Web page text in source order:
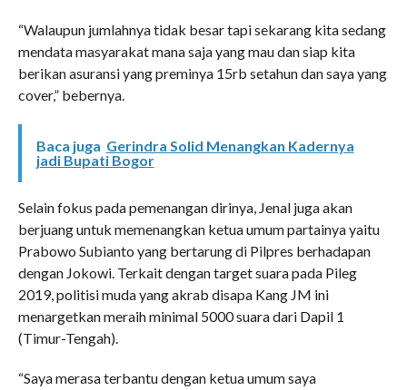
“Walaupun jumlahnya tidak besar tapi sekarang kita sedang
mendata masyarakat mana saja yang mau dan siap kita
berikan asuransi yang preminya 15rb setahun dan saya yang
cover,” bebernya.
Baca juga Gerindra Solid Menangkan Kadernya
jadi Bupati Bogor
Selain fokus pada pemenangan dirinya, Jenal juga akan
berjuang untuk memenangkan ketua umum partainya yaitu
Prabowo Subianto yang bertarung di Pilpres berhadapan
dengan Jokowi. Terkait dengan target suara pada Pileg
2019, politisi muda yang akrab disapa Kang JM ini
menargetkan meraih minimal 5000 suara dari Dapil 1
(Timur-Tengah).
“Saya merasa terbantu dengan ketua umum saya